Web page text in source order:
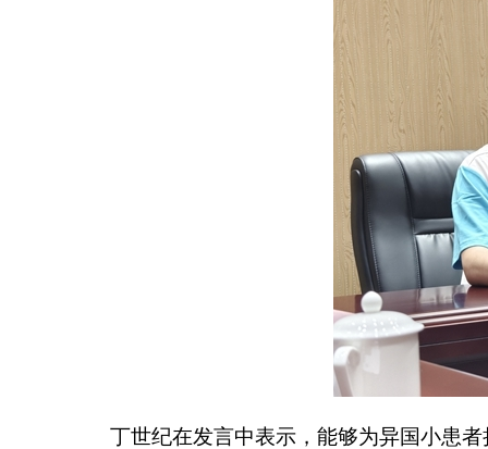
丁世纪在发言中表示，能够为异国小患者